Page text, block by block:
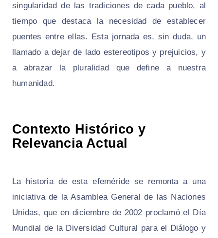
singularidad de las tradiciones de cada pueblo, al
tiempo que destaca la necesidad de establecer
puentes entre ellas. Esta jornada es, sin duda, un
llamado a dejar de lado estereotipos y prejuicios, y
a abrazar la pluralidad que define a nuestra
humanidad.
Contexto Histórico y
Relevancia Actual
La historia de esta efeméride se remonta a una
iniciativa de la Asamblea General de las Naciones
Unidas, que en diciembre de 2002 proclamó el Día
Mundial de la Diversidad Cultural para el Diálogo y